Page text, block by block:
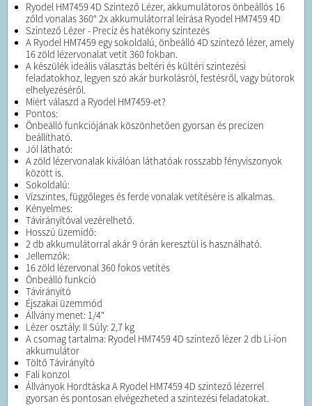
Ryodel HM7459 4D Szintező Lézer, akkumulátoros önbeállós 16
zőld vonalas 360° 2x akkumulátorral leírása Ryodel HM7459 4D
Szintező Lézer - Precíz és hatékony szintezés
A Ryodel HM7459 egy sokoldalú, önbeálló 4D szintező lézer, amely
16 zöld lézervonalat vetít 360 fokban.
A készülék ideális választás beltéri és kültéri szintezési
feladatokhoz, legyen szó akár burkolásról, festésről, vagy bútorok
elhelyezéséről.
Miért válaszd a Ryodel HM7459-et?
Pontos:
Önbeálló funkciójának köszönhetően gyorsan és precízen
beállítható.
Jól látható:
A zöld lézervonalak kiválóan láthatóak rosszabb fényviszonyok
között is.
Sokoldalú:
Vízszintes, függőleges és ferde vonalak vetítésére is alkalmas.
Kényelmes:
Távirányítóval vezérelhető.
Hosszú üzemidő:
2 db akkumulátorral akár 9 órán keresztül is használható.
Jellemzők:
16 zöld lézervonal 360 fokos vetítés
Önbeálló funkció
Távirányító
Éjszakai üzemmód
Állvány menet: 1/4"
Lézer osztály: II Súly: 2,7 kg
A csomag tartalma: Ryodel HM7459 4D szintező lézer 2 db Li-ion
akkumulátor
Töltő Távirányító
Fali konzol
Állványok Hordtáska A Ryodel HM7459 4D szintező lézerrel
gyorsan és pontosan elvégezheted a szintezési feladatokat.